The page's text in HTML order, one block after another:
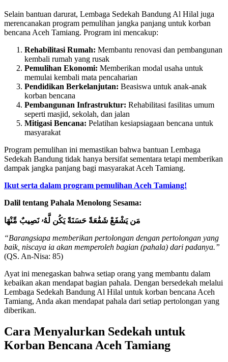
Selain bantuan darurat, Lembaga Sedekah Bandung Al Hilal juga
merencanakan program pemulihan jangka panjang untuk korban
bencana Aceh Tamiang. Program ini mencakup:
Rehabilitasi Rumah: Membantu renovasi dan pembangunan
kembali rumah yang rusak
Pemulihan Ekonomi: Memberikan modal usaha untuk
memulai kembali mata pencaharian
Pendidikan Berkelanjutan: Beasiswa untuk anak-anak
korban bencana
Pembangunan Infrastruktur: Rehabilitasi fasilitas umum
seperti masjid, sekolah, dan jalan
Mitigasi Bencana: Pelatihan kesiapsiagaan bencana untuk
masyarakat
Program pemulihan ini memastikan bahwa bantuan Lembaga
Sedekah Bandung tidak hanya bersifat sementara tetapi memberikan
dampak jangka panjang bagi masyarakat Aceh Tamiang.
Ikut serta dalam program pemulihan Aceh Tamiang!
Dalil tentang Pahala Menolong Sesama:
مَن يَشْفَعْ شَفَٰعَةً حَسَنَةً يَكُن لَّهُۥ نَصِيبٌ مِّنْهَا
“Barangsiapa memberikan pertolongan dengan pertolongan yang
baik, niscaya ia akan memperoleh bagian (pahala) dari padanya.”
(QS. An-Nisa: 85)
Ayat ini menegaskan bahwa setiap orang yang membantu dalam
kebaikan akan mendapat bagian pahala. Dengan bersedekah melalui
Lembaga Sedekah Bandung Al Hilal untuk korban bencana Aceh
Tamiang, Anda akan mendapat pahala dari setiap pertolongan yang
diberikan.
Cara Menyalurkan Sedekah untuk
Korban Bencana Aceh Tamiang